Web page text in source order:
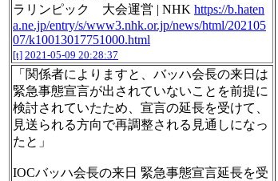
ラリンピック 大会運営 | NHK https://b.haten
a.ne.jp/entry/s/www3.nhk.or.jp/news/html/202105
07/k10013017751000.html
[t] 2021-05-09 20:28:37
「関係者によりますと、バッハ会長の来日は
緊急事態宣言が出されていないことを前提に
検討されていたため、宣言の延長を受けて、
見送られる方向で再調整される見通しになっ
たと」
IOCバッハ会長の来日 緊急事態宣言延長を受